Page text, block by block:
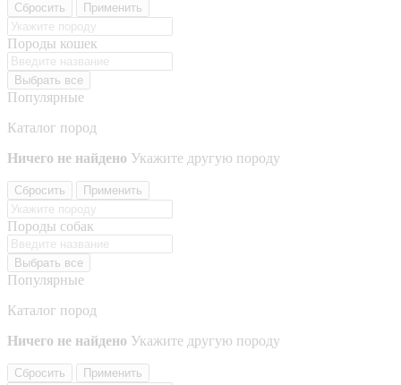
Сбросить Применить
Породы кошек
Выбрать все
Популярные
Каталог пород
Ничего не найдено Укажите другую породу
Сбросить Применить
Породы собак
Выбрать все
Популярные
Каталог пород
Ничего не найдено Укажите другую породу
Сбросить Применить